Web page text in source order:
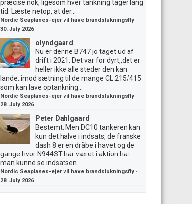
præcise nok, ligesom hver tankning tager lang
tid. Læste netop, at der...
Nordic Seaplanes-ejer vil have brandslukningsfly ·
30. July 2026
olyndgaard
Nu er denne B747 jo taget ud af
drift i 2021. Det var for dyrt,,det er
heller ikke alle steder den kan
lande..imod sætning til de mange CL 215/415
som kan lave optankning...
Nordic Seaplanes-ejer vil have brandslukningsfly ·
28. July 2026
Peter Dahlgaard
Bestemt. Men DC10 tankeren kan
kun det halve i indsats, de franske
dash 8 er en dråbe i havet og de
gange hvor N944ST har været i aktion har
man kunne se indsatsen....
Nordic Seaplanes-ejer vil have brandslukningsfly ·
28. July 2026